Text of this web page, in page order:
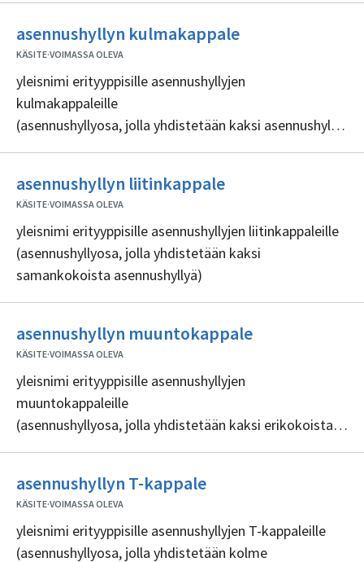
asennushyllyn kulmakappaleEi
KÄSITE·VOIMASSA OLEVA
yleisnimi erityyppisille asennushyllyjen
kulmakappaleille
(asennushyllyosa, jolla yhdistetään kaksi asennushyllyä
asennushyllyn liitinkappaleEi
KÄSITE·VOIMASSA OLEVA
yleisnimi erityyppisille asennushyllyjen liitinkappaleille
(asennushyllyosa, jolla yhdistetään kaksi
samankokoista asennushyllyä)
asennushyllyn muuntokappaleEi
KÄSITE·VOIMASSA OLEVA
yleisnimi erityyppisille asennushyllyjen
muuntokappaleille
(asennushyllyosa, jolla yhdistetään kaksi erikokoista
asennushyllyn T-kappaleEi
KÄSITE·VOIMASSA OLEVA
yleisnimi erityyppisille asennushyllyjen T-kappaleille
(asennushyllyosa, jolla yhdistetään kolme